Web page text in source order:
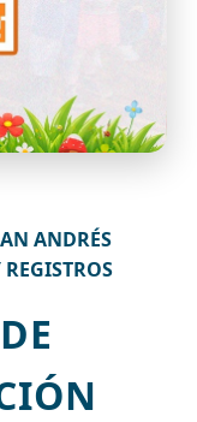
ANDRÉS